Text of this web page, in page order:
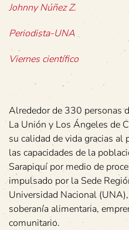
Johnny Núñez Z.
Periodista-UNA
Viernes científico
Alrededor de 330 personas
La Unión y Los Ángeles de
su calidad de vida gracias al
las capacidades de la
Sarapiquí por medio de
impulsado por la Sede
Universidad Nacional
soberanía alimentaria,
comunitario.